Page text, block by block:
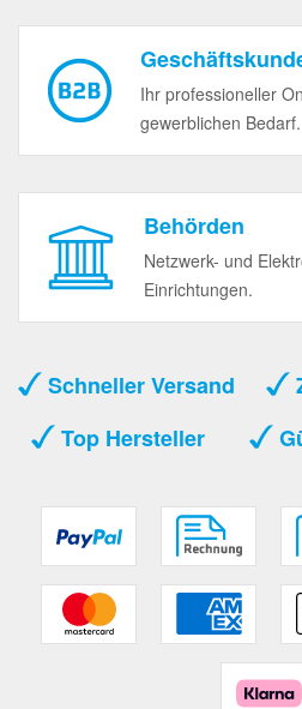
Ihr professioneller
gewerblichen Bedarf.
Behörden
Netzwerk- und
Einrichtungen.
Schneller Versand
Top Hersteller